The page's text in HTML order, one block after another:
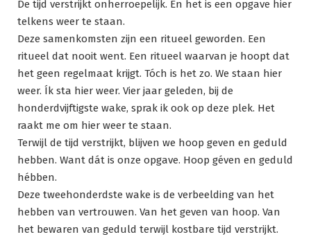
De tijd verstrijkt onherroepelijk. En het is een opgave hier
telkens weer te staan.
Deze samenkomsten zijn een ritueel geworden. Een
ritueel dat nooit went. Een ritueel waarvan je hoopt dat
het geen regelmaat krijgt. Tóch is het zo. We staan hier
weer. Ík sta hier weer. Vier jaar geleden, bij de
honderdvijftigste wake, sprak ik ook op deze plek. Het
raakt me om hier weer te staan.
Terwijl de tijd verstrijkt, blijven we hoop geven en geduld
hebben. Want dát is onze opgave. Hoop géven en geduld
hébben.
Deze tweehonderdste wake is de verbeelding van het
hebben van vertrouwen. Van het geven van hoop. Van
het bewaren van geduld terwijl kostbare tijd verstrijkt.